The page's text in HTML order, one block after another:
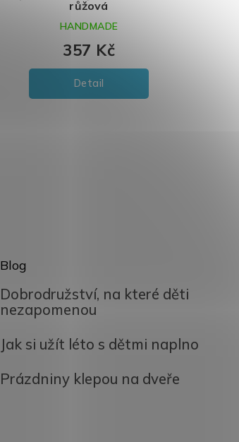
růžová
357 Kč
Detail
HANDMADE
Blog
Dobrodružství, na které děti
nezapomenou
Jak si užít léto s dětmi naplno
Prázdniny klepou na dveře